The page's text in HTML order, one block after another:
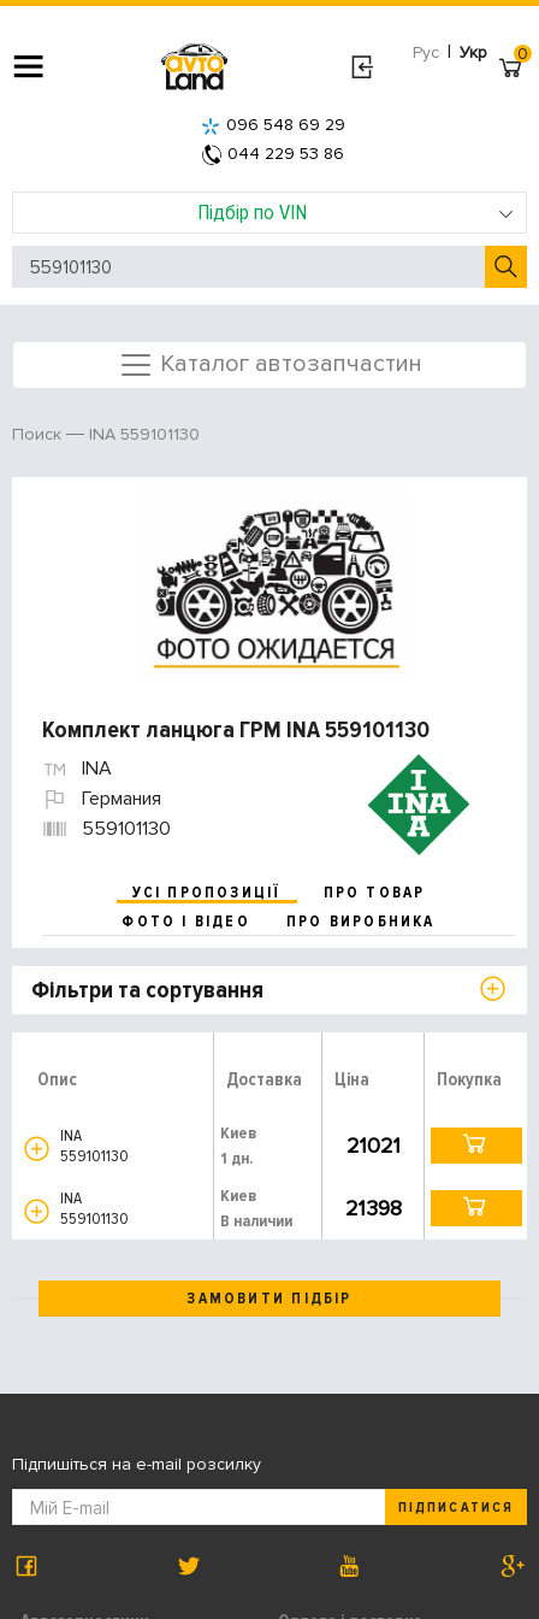
Рус | Укр
Підбір по VIN
096 548 69 29
044 229 53 86
0
Каталог автозапчастин
Поиск INA 559101130
Комплект ланцюга ГРМ INA 559101130
INA
Германия
559101130
УСІ ПРОПОЗИЦІЇ
ПРО ТОВАР
ФОТО І ВІДЕО
ПРО ВИРОБНИКА
Фільтри та сортування
Опис Доставка Ціна Покупка
INA
559101130
Киев
1 дн.
21021
INA
559101130
Киев
В наличии
21398
ЗАМОВИТИ ПІДБІР
Підпишіться на e-mail розсилку
ПІДПИСАТИСЯ